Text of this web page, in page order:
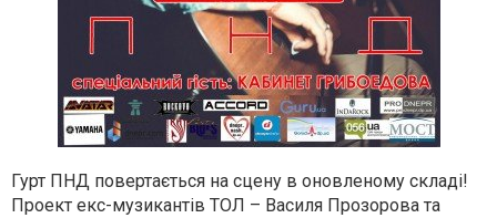
Гурт ПНД повертається на сцену в оновленому складі!
Проект екс-музикантів ТОЛ – Василя Прозорова та